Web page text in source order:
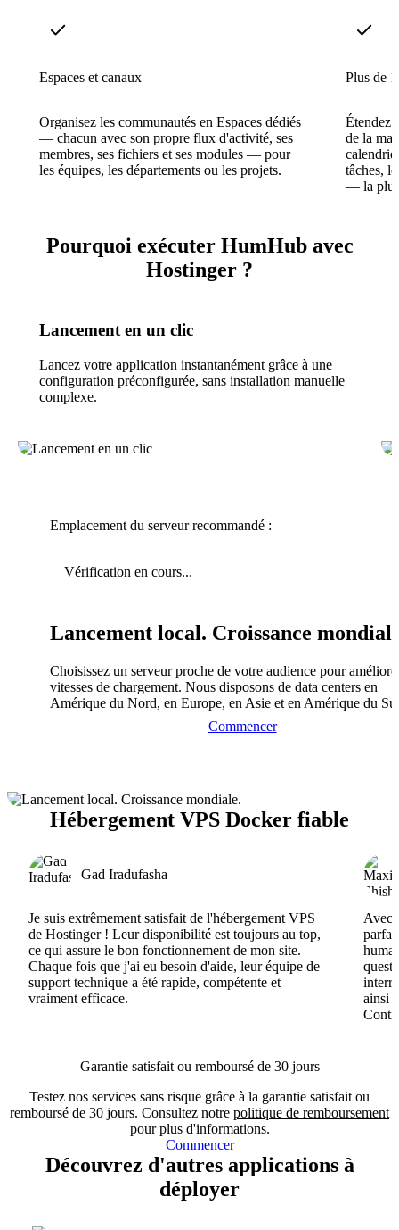
Espaces et canaux
Organisez les communautés en Espaces dédiés
— chacun avec son propre flux d'activité, ses
membres, ses fichiers et ses modules — pour
les équipes, les départements ou les projets.
Plus de
Étendez
de la
tâches,
— la
Pourquoi exécuter HumHub avec
Hostinger ?
Lancement en un clic
Lancez votre application instantanément grâce à une
configuration préconfigurée, sans installation manuelle
complexe.
Emplacement du serveur recommandé :
Vérification en cours...
Lancement local. Croissance
Choisissez un serveur proche de votre audience pour
vitesses de chargement. Nous disposons de data centers en
Amérique du Nord, en Europe, en Asie et en Amérique du
Commencer
Hébergement VPS Docker fiable
Gad Iradufasha
Je suis extrêmement satisfait de l'hébergement VPS
de Hostinger ! Leur disponibilité est toujours au top,
ce qui assure le bon fonctionnement de mon site.
Chaque fois que j'ai eu besoin d'aide, leur équipe de
support technique a été rapide, compétente et
vraiment efficace.
Avec
ainsi
Garantie satisfait ou remboursé de 30 jours
Testez nos services sans risque grâce à la garantie satisfait ou
remboursé de 30 jours. Consultez notre politique de remboursement
pour plus d'informations.
Commencer
Découvrez d'autres applications à
déployer